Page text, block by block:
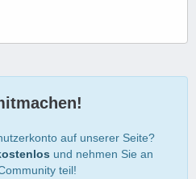
auf unserer Seite?
und nehmen Sie an
teil!